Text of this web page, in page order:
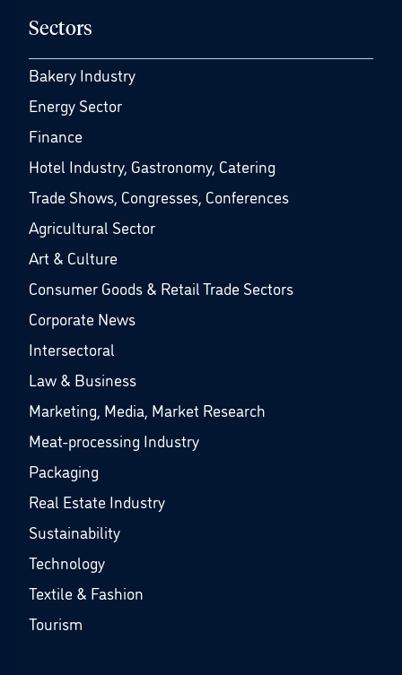
Sectors
Bakery Industry
Energy Sector
Finance
Hotel Industry, Gastronomy, Catering
Trade Shows, Congresses, Conferences
Agricultural Sector
Art & Culture
Consumer Goods & Retail Trade Sectors
Corporate News
Intersectoral
Law & Business
Marketing, Media, Market Research
Meat-processing Industry
Packaging
Real Estate Industry
Sustainability
Technology
Textile & Fashion
Tourism